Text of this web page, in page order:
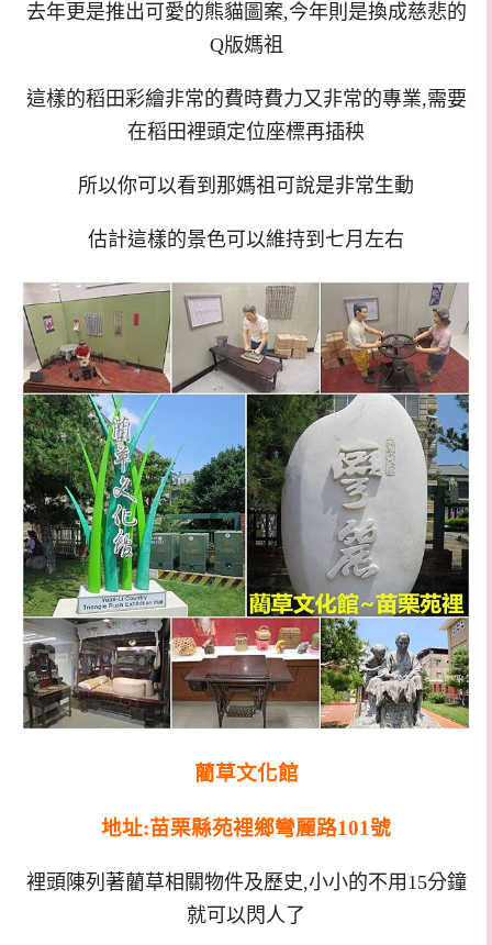
去年更是推出可愛的熊貓圖案,今年則是換成慈悲的
Q版媽祖
這樣的稻田彩繪非常的費時費力又非常的專業,需要
在稻田裡頭定位座標再插秧
所以你可以看到那媽祖可說是非常生動
估計這樣的景色可以維持到七月左右
藺草文化館
地址:苗栗縣苑裡鄉彎麗路101號
裡頭陳列著藺草相關物件及歷史,小小的不用15分鐘
就可以閃人了